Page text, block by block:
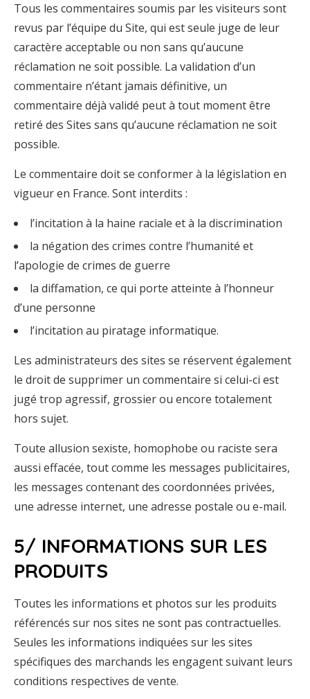
Tous les commentaires soumis par les visiteurs sont
revus par l’équipe du Site, qui est seule juge de leur
caractère acceptable ou non sans qu’aucune
réclamation ne soit possible. La validation d’un
commentaire n’étant jamais définitive, un
commentaire déjà validé peut à tout moment être
retiré des Sites sans qu’aucune réclamation ne soit
possible.
Le commentaire doit se conformer à la législation en
vigueur en France. Sont interdits :
l’incitation à la haine raciale et à la discrimination
la négation des crimes contre l’humanité et
l’apologie de crimes de guerre
la diffamation, ce qui porte atteinte à l’honneur
d’une personne
l’incitation au piratage informatique.
Les administrateurs des sites se réservent également
le droit de supprimer un commentaire si celui-ci est
jugé trop agressif, grossier ou encore totalement
hors sujet.
Toute allusion sexiste, homophobe ou raciste sera
aussi effacée, tout comme les messages publicitaires,
les messages contenant des coordonnées privées,
une adresse internet, une adresse postale ou e-mail.
5/ INFORMATIONS SUR LES
PRODUITS
Toutes les informations et photos sur les produits
référencés sur nos sites ne sont pas contractuelles.
Seules les informations indiquées sur les sites
spécifiques des marchands les engagent suivant leurs
conditions respectives de vente.